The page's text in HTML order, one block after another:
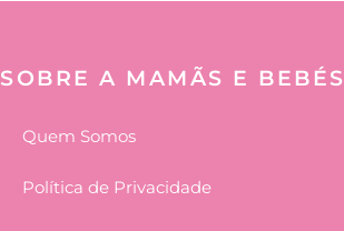
SOBRE A MAMÃS E BEBÉS
Quem Somos
Política de Privacidade